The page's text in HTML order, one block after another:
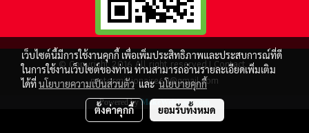
© Copyright 2016 All right reserved.| Contact :
motormillionaire69@gmail.com
Powered byMakeWebEasy.com
เว็บไซต์นี้มีการใช้งานคุกกี้ เพื่อเพิ่มประสิทธิภาพและประสบการณ์ที่ดี
ในการใช้งานเว็บไซต์ของท่าน ท่านสามารถอ่านรายละเอียดเพิ่มเติม
ได้ที่นโยบายความเป็นส่วนตัวและนโยบายคุกกี้
ตั้งค่าคุกกี้ ยอมรับทั้งหมด